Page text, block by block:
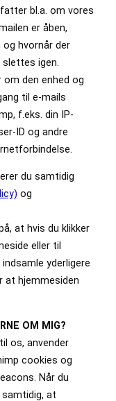
bl.a. om vores
er åben,
og hvornår der
igen.
om den enhed og
til e-mails
f.eks. din IP-
ID og andre
du samtidig
og
at hvis du klikker
eller til
yderligere
at hjemmesiden
OM MIG?
os, anvender
cookies og
Når du
at